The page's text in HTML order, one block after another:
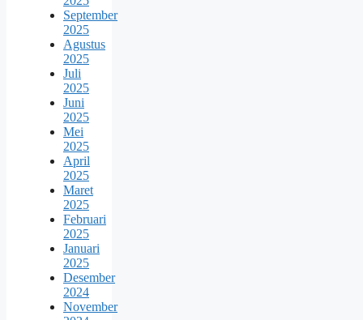
September
2025
Agustus
2025
Juli
2025
Juni
2025
Mei
2025
April
2025
Maret
2025
Februari
2025
Januari
2025
Desember
2024
November